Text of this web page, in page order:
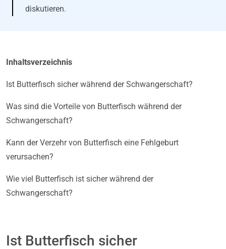
diskutieren.
Inhaltsverzeichnis
Ist Butterfisch sicher während der Schwangerschaft?
Was sind die Vorteile von Butterfisch während der
Schwangerschaft?
Kann der Verzehr von Butterfisch eine Fehlgeburt
verursachen?
Wie viel Butterfisch ist sicher während der
Schwangerschaft?
Ist Butterfisch sicher